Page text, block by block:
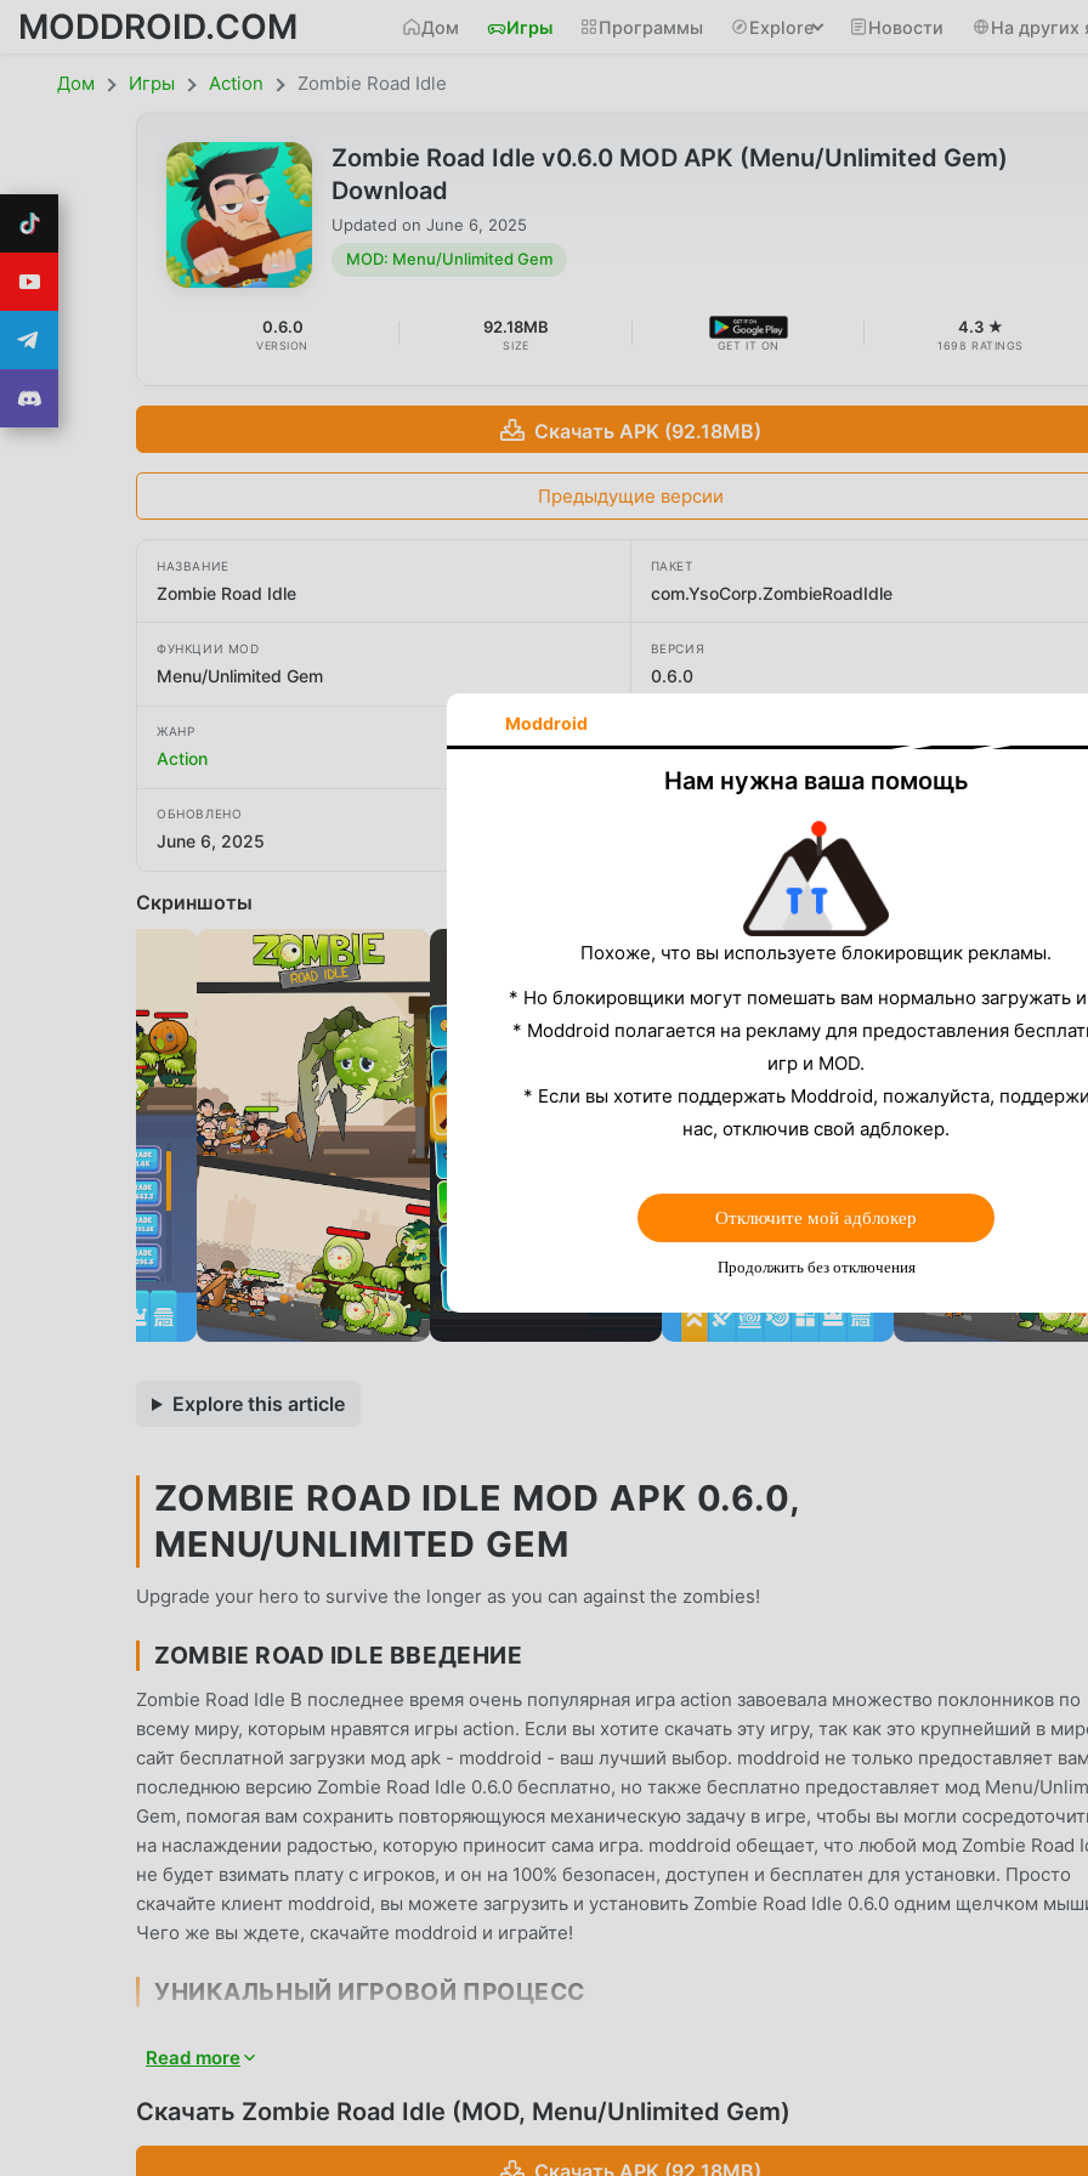
MODDROID.COM Дом Игры Программы Explore Новости На других
Дом Игры Action Zombie Road Idle
Zombie Road Idle v0.6.0 MOD APK (Menu/Unlimited Gem)
Download
Updated on June 6, 2025
MOD: Menu/Unlimited Gem
0.6.0
VERSION
92.18MB
SIZE GET IT ON
4.3 ★
1698 RATINGS
Скачать APK (92.18MB)
Предыдущие версии
НАЗВАНИЕ
Zombie Road Idle
ПАКЕТ
com.YsoCorp.ZombieRoadIdle
ФУНКЦИИ MOD
Menu/Unlimited Gem
ВЕРСИЯ
0.6.0
ЖАНР
Action
ОБНОВЛЕНО
June 6, 2025
Скриншоты
Explore this article
ZOMBIE ROAD IDLE MOD APK 0.6.0,
MENU/UNLIMITED GEM
Upgrade your hero to survive the longer as you can against the zombies!
ZOMBIE ROAD IDLE ВВЕДЕНИЕ
Zombie Road Idle В последнее время очень популярная игра action завоевала множество поклонников по
всему миру, которым нравятся игры action. Если вы хотите скачать эту игру, так как это крупнейший в
сайт бесплатной загрузки мод apk - moddroid - ваш лучший выбор. moddroid не только предоставляет
последнюю версию Zombie Road Idle 0.6.0 бесплатно, но также бесплатно предоставляет мод Menu/
Gem, помогая вам сохранить повторяющуюся механическую задачу в игре, чтобы вы могли
на наслаждении радостью, которую приносит сама игра. moddroid обещает, что любой мод Zombie Road
не будет взимать плату с игроков, и он на 100% безопасен, доступен и бесплатен для установки. Просто
скачайте клиент moddroid, вы можете загрузить и установить Zombie Road Idle 0.6.0 одним щелчком
Чего же вы ждете, скачайте moddroid и играйте!
УНИКАЛЬНЫЙ ИГРОВОЙ ПРОЦЕСС
большое количество поклонников по всему миру. В отличие от традиционных игр action, в Zombie Road
вам нужно пройти только обучение для новичков, чтобы вы могли легко начать всю игру и наслаждаться
радостью, приносимой классическими играми action Zombie Road Idle 0.6.0. В то же время, moddroid
специально создал платформу для любителей игр action, позволяя вам общаться и делиться со всеми
Read more
Скачать Zombie Road Idle (MOD, Menu/Unlimited Gem)
Скачать APK (92.18MB)
Moddroid
Нам нужна ваша помощь
Похоже, что вы используете блокировщик рекламы.
* Но блокировщики могут помешать вам нормально загружать
* Moddroid полагается на рекламу для предоставления
игр и MOD.
* Если вы хотите поддержать Moddroid, пожалуйста,
нас, отключив свой адблокер.
Отключите мой адблокер
Продолжить без отключения